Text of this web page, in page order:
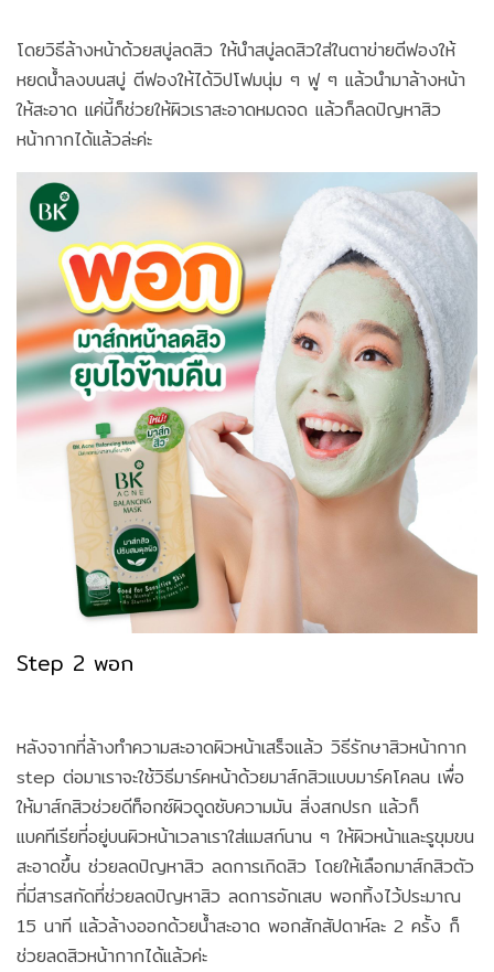
โดยวิธีล้างหน้าด้วยสบู่ลดสิว ให้นำสบู่ลดสิวใส่ในตาข่ายตีฟองให้
หยดน้ำลงบนสบู่ ตีฟองให้ได้วิปโฟมนุ่ม ๆ ฟู ๆ แล้วนำมาล้างหน้า
ให้สะอาด แค่นี้ก็ช่วยให้ผิวเราสะอาดหมดจด แล้วก็ลดปัญหาสิว
หน้ากากได้แล้วล่ะค่ะ
Step 2 พอก
หลังจากที่ล้างทำความสะอาดผิวหน้าเสร็จแล้ว วิธีรักษาสิวหน้ากาก
step ต่อมาเราจะใช้วิธีมาร์คหน้าด้วยมาส์กสิวแบบมาร์คโคลน เพื่อ
ให้มาส์กสิวช่วยดีท็อกซ์ผิวดูดซับความมัน สิ่งสกปรก แล้วก็
แบคทีเรียที่อยู่บนผิวหน้าเวลาเราใส่แมสก์นาน ๆ ให้ผิวหน้าและรูขุมขน
สะอาดขึ้น ช่วยลดปัญหาสิว ลดการเกิดสิว โดยให้เลือกมาส์กสิวตัว
ที่มีสารสกัดที่ช่วยลดปัญหาสิว ลดการอักเสบ พอกทิ้งไว้ประมาณ
15 นาที แล้วล้างออกด้วยน้ำสะอาด พอกสักสัปดาห์ละ 2 ครั้ง ก็
ช่วยลดสิวหน้ากากได้แล้วค่ะ